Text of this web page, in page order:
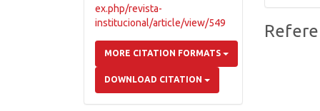
ex.php/revista-
institucional/article/view/549
MORE CITATION FORMATS
DOWNLOAD CITATION